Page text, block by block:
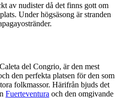
av nudister då det finns gott om
Under högsäsong är stranden
del Congrio, är den mest
den perfekta platsen för den som
folkmassor. Härifrån bjuds det
Fuerteventura och den omgivande